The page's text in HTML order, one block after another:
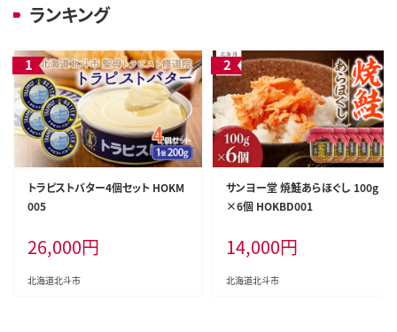
ランキング
トラピストバター4個セット HOKM
005
26,000円
北海道北斗市
サンヨー堂 焼鮭あらほぐし 100g
×6個 HOKBD001
14,000円
北海道北斗市